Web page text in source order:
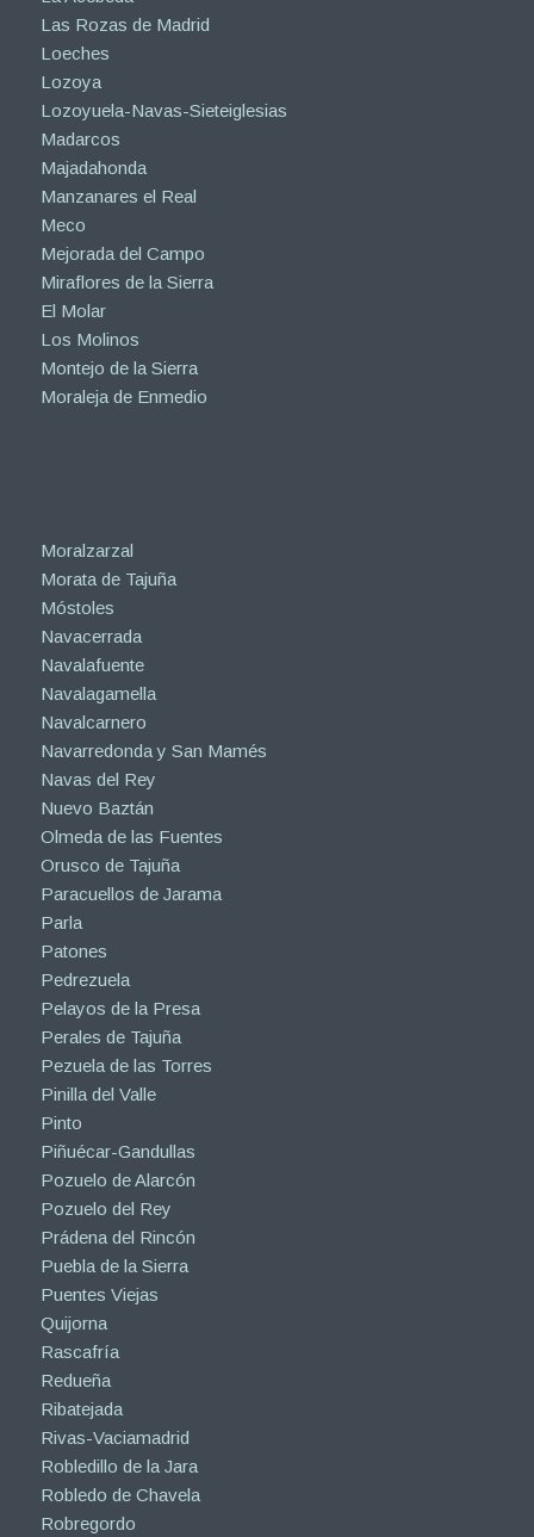
Las Rozas de Madrid
Loeches
Lozoya
Lozoyuela-Navas-Sieteiglesias
Madarcos
Majadahonda
Manzanares el Real
Meco
Mejorada del Campo
Miraflores de la Sierra
El Molar
Los Molinos
Montejo de la Sierra
Moraleja de Enmedio
Moralzarzal
Morata de Tajuña
Móstoles
Navacerrada
Navalafuente
Navalagamella
Navalcarnero
Navarredonda y San Mamés
Navas del Rey
Nuevo Baztán
Olmeda de las Fuentes
Orusco de Tajuña
Paracuellos de Jarama
Parla
Patones
Pedrezuela
Pelayos de la Presa
Perales de Tajuña
Pezuela de las Torres
Pinilla del Valle
Pinto
Piñuécar-Gandullas
Pozuelo de Alarcón
Pozuelo del Rey
Prádena del Rincón
Puebla de la Sierra
Puentes Viejas
Quijorna
Rascafría
Redueña
Ribatejada
Rivas-Vaciamadrid
Robledillo de la Jara
Robledo de Chavela
Robregordo